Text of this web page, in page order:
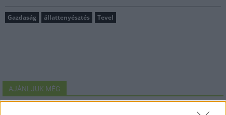
Gazdaság állattenyésztés Tevel
AJÁNLJUK MÉG